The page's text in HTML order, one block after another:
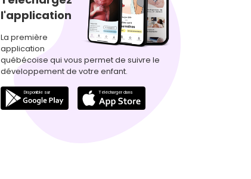
l'application
La première
application
québécoise qui vous permet de suivre le
développement de votre enfant.